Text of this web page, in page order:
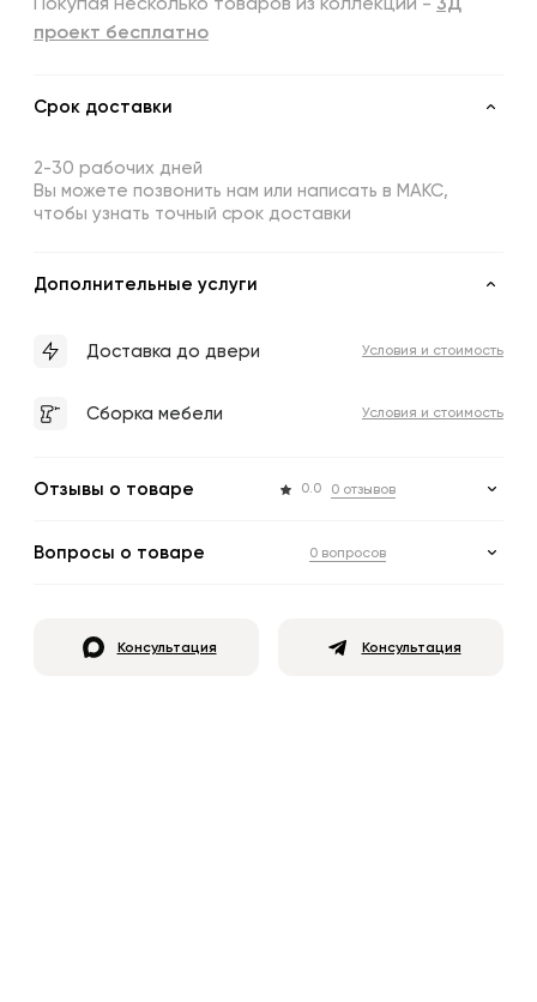
Покупая несколько товаров из коллекции - 3Д
проект бесплатно
Срок доставки
2-30 рабочих дней
Вы можете позвонить нам или написать в МАКС,
чтобы узнать точный срок доставки
Дополнительные услуги
Доставка до двери Условия и стоимость
Сборка мебели Условия и стоимость
Отзывы о товаре 0.0 0 отзывов
Вопросы о товаре 0 вопросов
Консультация Консультация